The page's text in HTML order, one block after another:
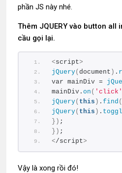
phần JS này nhé.
Thêm JQUERY vào button all
cầu gọi lại.
<script>
jQuery( document ) .
var mainDiv =
mainDiv. on ( 'click'
jQuery( this ) . find (
jQuery( this ) .
}) ;
}) ;
</script>
Vậy là xong rồi đó!